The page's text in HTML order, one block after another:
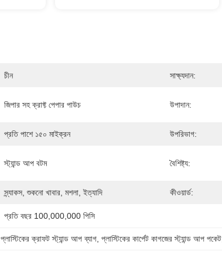
চীন সাক্ষ্যদান:
জিপার সহ ক্রাফ্ট পেপার পাউচ উপাদান:
প্রতি পাশে ১৫০ মাইক্রন উপরিভাগ:
স্ট্যান্ড আপ বটম বৈশিষ্ট্য:
স্ন্যাকস, শুকনো খাবার, মশলা, ইত্যাদি কীওয়ার্ড:
প্রতি বছর 100,000,000 পিসি
প্লাস্টিকের ক্রাফট স্ট্যান্ড আপ ব্যাগ , প্লাস্টিকের কার্পেট কাগজের স্ট্যান্ড আপ পকেট